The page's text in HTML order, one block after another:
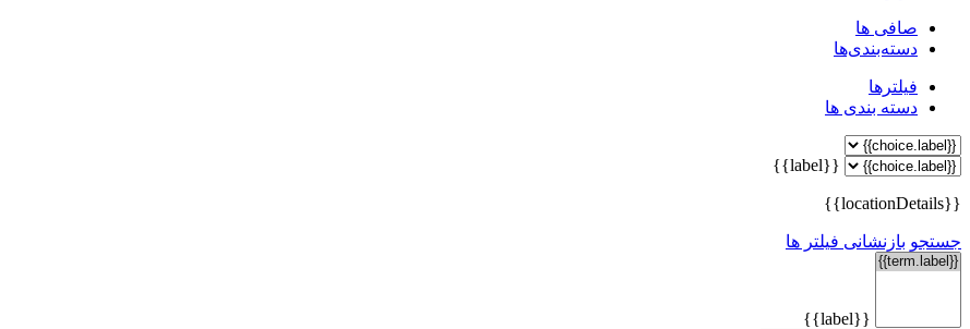
صافی ها
دسته‌بندی‌ها
فیلترها
دسته بندی ها
{{label}}
{{locationDetails}}
جستجو بازنشانی فیلتر ها
{{label}}